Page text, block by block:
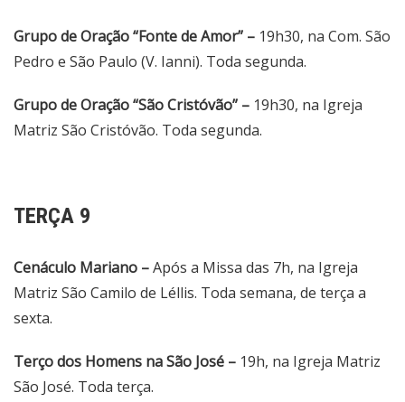
Grupo de Oração “Fonte de Amor” – 19h30, na Com. São
Pedro e São Paulo (V. Ianni). Toda segunda.
Grupo de Oração “São Cristóvão” – 19h30, na Igreja
Matriz São Cristóvão. Toda segunda.
TERÇA 9
Cenáculo Mariano –Após a Missa das 7h, na Igreja
Matriz São Camilo de Léllis. Toda semana, de terça a
sexta.
Terço dos Homens na São José – 19h, na Igreja Matriz
São José. Toda terça.